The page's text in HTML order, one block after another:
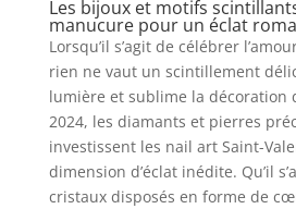
Les bijoux et motifs
manucure pour un éclat
Lorsqu’il s’agit de célébrer
rien ne vaut un scintillement
lumière et sublime la décoration
2024, les diamants et pierres
investissent les nail art Saint-
dimension d’éclat inédite. Qu’il
cristaux disposés en forme de